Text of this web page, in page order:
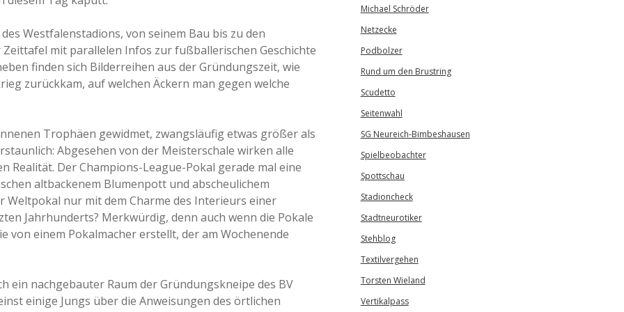
Westfalenstadions, von seinem Bau bis zu den
mit parallelen Infos zur fußballerischen Geschichte
finden sich Bilderreihen aus der Gründungszeit, wie
zurückkam, auf welchen Äckern man gegen welche
Trophäen gewidmet, zwangsläufig etwas größer als
Abgesehen von der Meisterschale wirken alle
Realität. Der Champions-League-Pokal gerade mal eine
altbackenem Blumenpott und abscheulichem
Weltpokal nur mit dem Charme des Interieurs einer
Jahrhunderts? Merkwürdig, denn auch wenn die Pokale
von einem Pokalmacher erstellt, der am Wochenende
ein nachgebauter Raum der Gründungskneipe des BV
einige Jungs über die Anweisungen des örtlichen
Michael Schröder
Netzecke
Podbolzer
Rund um den Brustring
Scudetto
Seitenwahl
SG Neureich-Bimbeshausen
Spielbeobachter
Spottschau
Stadioncheck
Stadtneurotiker
Stehblog
Textilvergehen
Torsten Wieland
Vertikalpass